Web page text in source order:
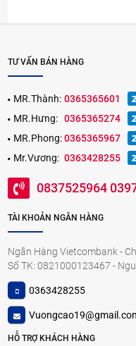
TƯ VẤN BÁN HÀNG
MR.Thành: 0365365601
MR.Hưng: 0365365274
MR.Phong: 0365365967
Mr.Vương: 0363428255
0837525964
TÀI KHOẢN NGÂN HÀNG
Ngân Hàng Vietcombank -
Số TK: 0821000123467 -
0363428255
HỖ TRỢ KHÁCH HÀNG